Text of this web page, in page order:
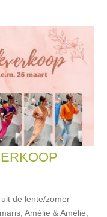
de lente/zomer
Amélie & Amélie,